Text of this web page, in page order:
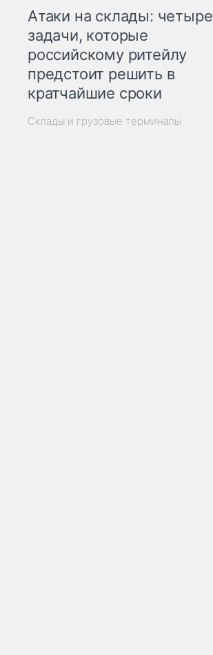
Атаки на склады: четыре
задачи, которые
российскому ритейлу
предстоит решить в
кратчайшие сроки
Склады и грузовые терминалы